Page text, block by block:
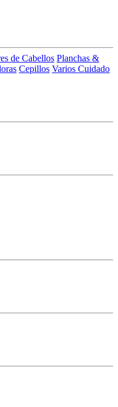
de Cabellos Planchas &
Cepillos Varios Cuidado